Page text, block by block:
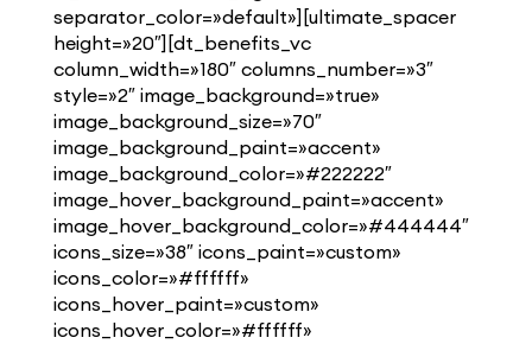
separator_color=»default»][ultimate_spacer
height=»20″][dt_benefits_vc
column_width=»180″ columns_number=»3″
style=»2″ image_background=»true»
image_background_size=»70″
image_background_paint=»accent»
image_background_color=»#222222″
image_hover_background_paint=»accent»
image_hover_background_color=»#444444″
icons_size=»38″ icons_paint=»custom»
icons_color=»#ffffff»
icons_hover_paint=»custom»
icons_hover_color=»#ffffff»